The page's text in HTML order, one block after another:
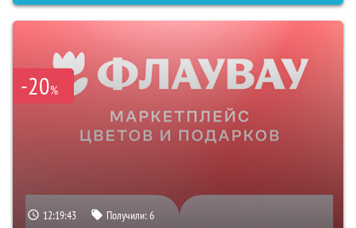
-20%
12:19:42 Получили:6